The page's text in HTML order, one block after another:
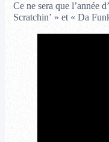
Ce ne sera que l’année
Scratchin’ » et « Da